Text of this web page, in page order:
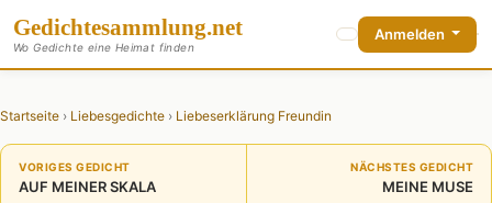
Gedichtesammlung.net
Wo Gedichte eine Heimat finden
Anmelden
Startseite › Liebesgedichte › Liebeserklärung Freundin
VORIGES GEDICHT
AUF MEINER SKALA
NÄCHSTES GEDICHT
MEINE MUSE